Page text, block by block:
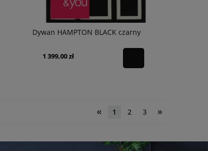
Dywan HAMPTON BLACK czarny
1 399,00 zł
« 1 2 3 »